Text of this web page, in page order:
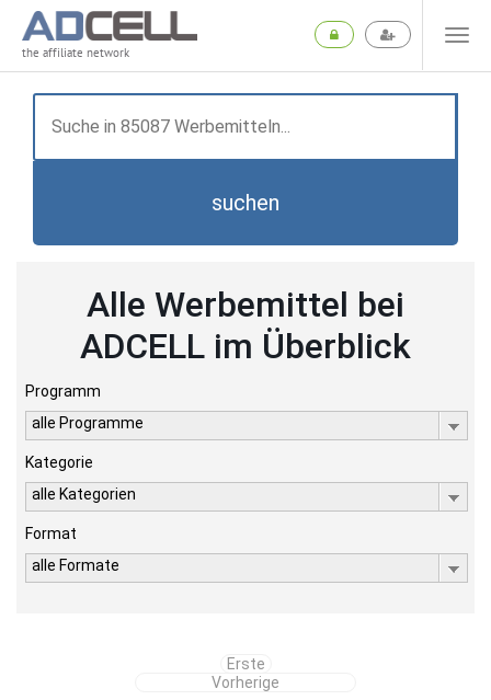
the affiliate network
suchen
Alle Werbemittel bei
ADCELL im Überblick
Programm
alle Programme
Kategorie
alle Kategorien
Format
alle Formate
Erste
Vorherige